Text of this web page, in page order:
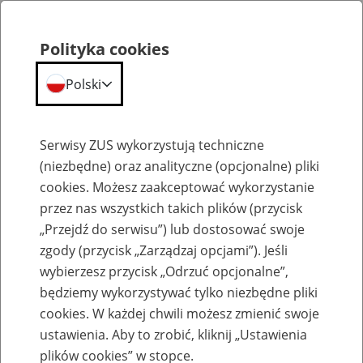
Szkolenia
Zaproś ZUS do siebie: Aktywni 50+
Polityka cookies
Polski
Serwisy ZUS wykorzystują techniczne
(niezbędne) oraz analityczne (opcjonalne) pliki
cookies. Możesz zaakceptować wykorzystanie
przez nas wszystkich takich plików (przycisk
„Przejdź do serwisu”) lub dostosować swoje
zgody (przycisk „Zarządzaj opcjami”). Jeśli
wybierzesz przycisk „Odrzuć opcjonalne”,
będziemy wykorzystywać tylko niezbędne pliki
cookies. W każdej chwili możesz zmienić swoje
ustawienia. Aby to zrobić, kliknij „Ustawienia
plików cookies” w stopce.